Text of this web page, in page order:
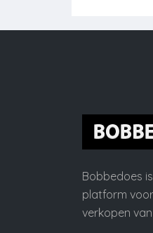
Bobbedoes
platform
verkopen